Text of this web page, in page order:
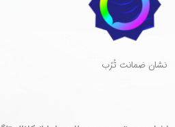
​نشان ضمانت تُرُب